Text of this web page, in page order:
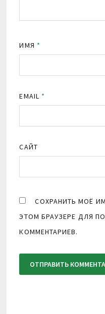
ИМЯ *
EMAIL *
САЙТ
СОХРАНИТЬ МОЁ
ЭТОМ БРАУЗЕРЕ ДЛЯ
КОММЕНТАРИЕВ.